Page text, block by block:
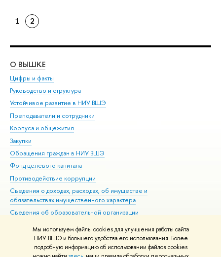
Мы используем файлы cookies для улучшения работы сайта
НИУ ВШЭ и большего удобства его использования. Более
подробную информацию об использовании файлов cookies
1 2
О ВЫШКЕ
Цифры и факты
Руководство и структура
Устойчивое развитие в НИУ ВШЭ
Преподаватели и сотрудники
Корпуса и общежития
Закупки
Обращения граждан в НИУ ВШЭ
Фонд целевого капитала
Противодействие коррупции
Сведения о доходах, расходах, об имуществе и
обязательствах имущественного характера
Сведения об образовательной организации
Людям с ограниченными возможностями здоровья
Единая платежная страница
Работа в Вышке